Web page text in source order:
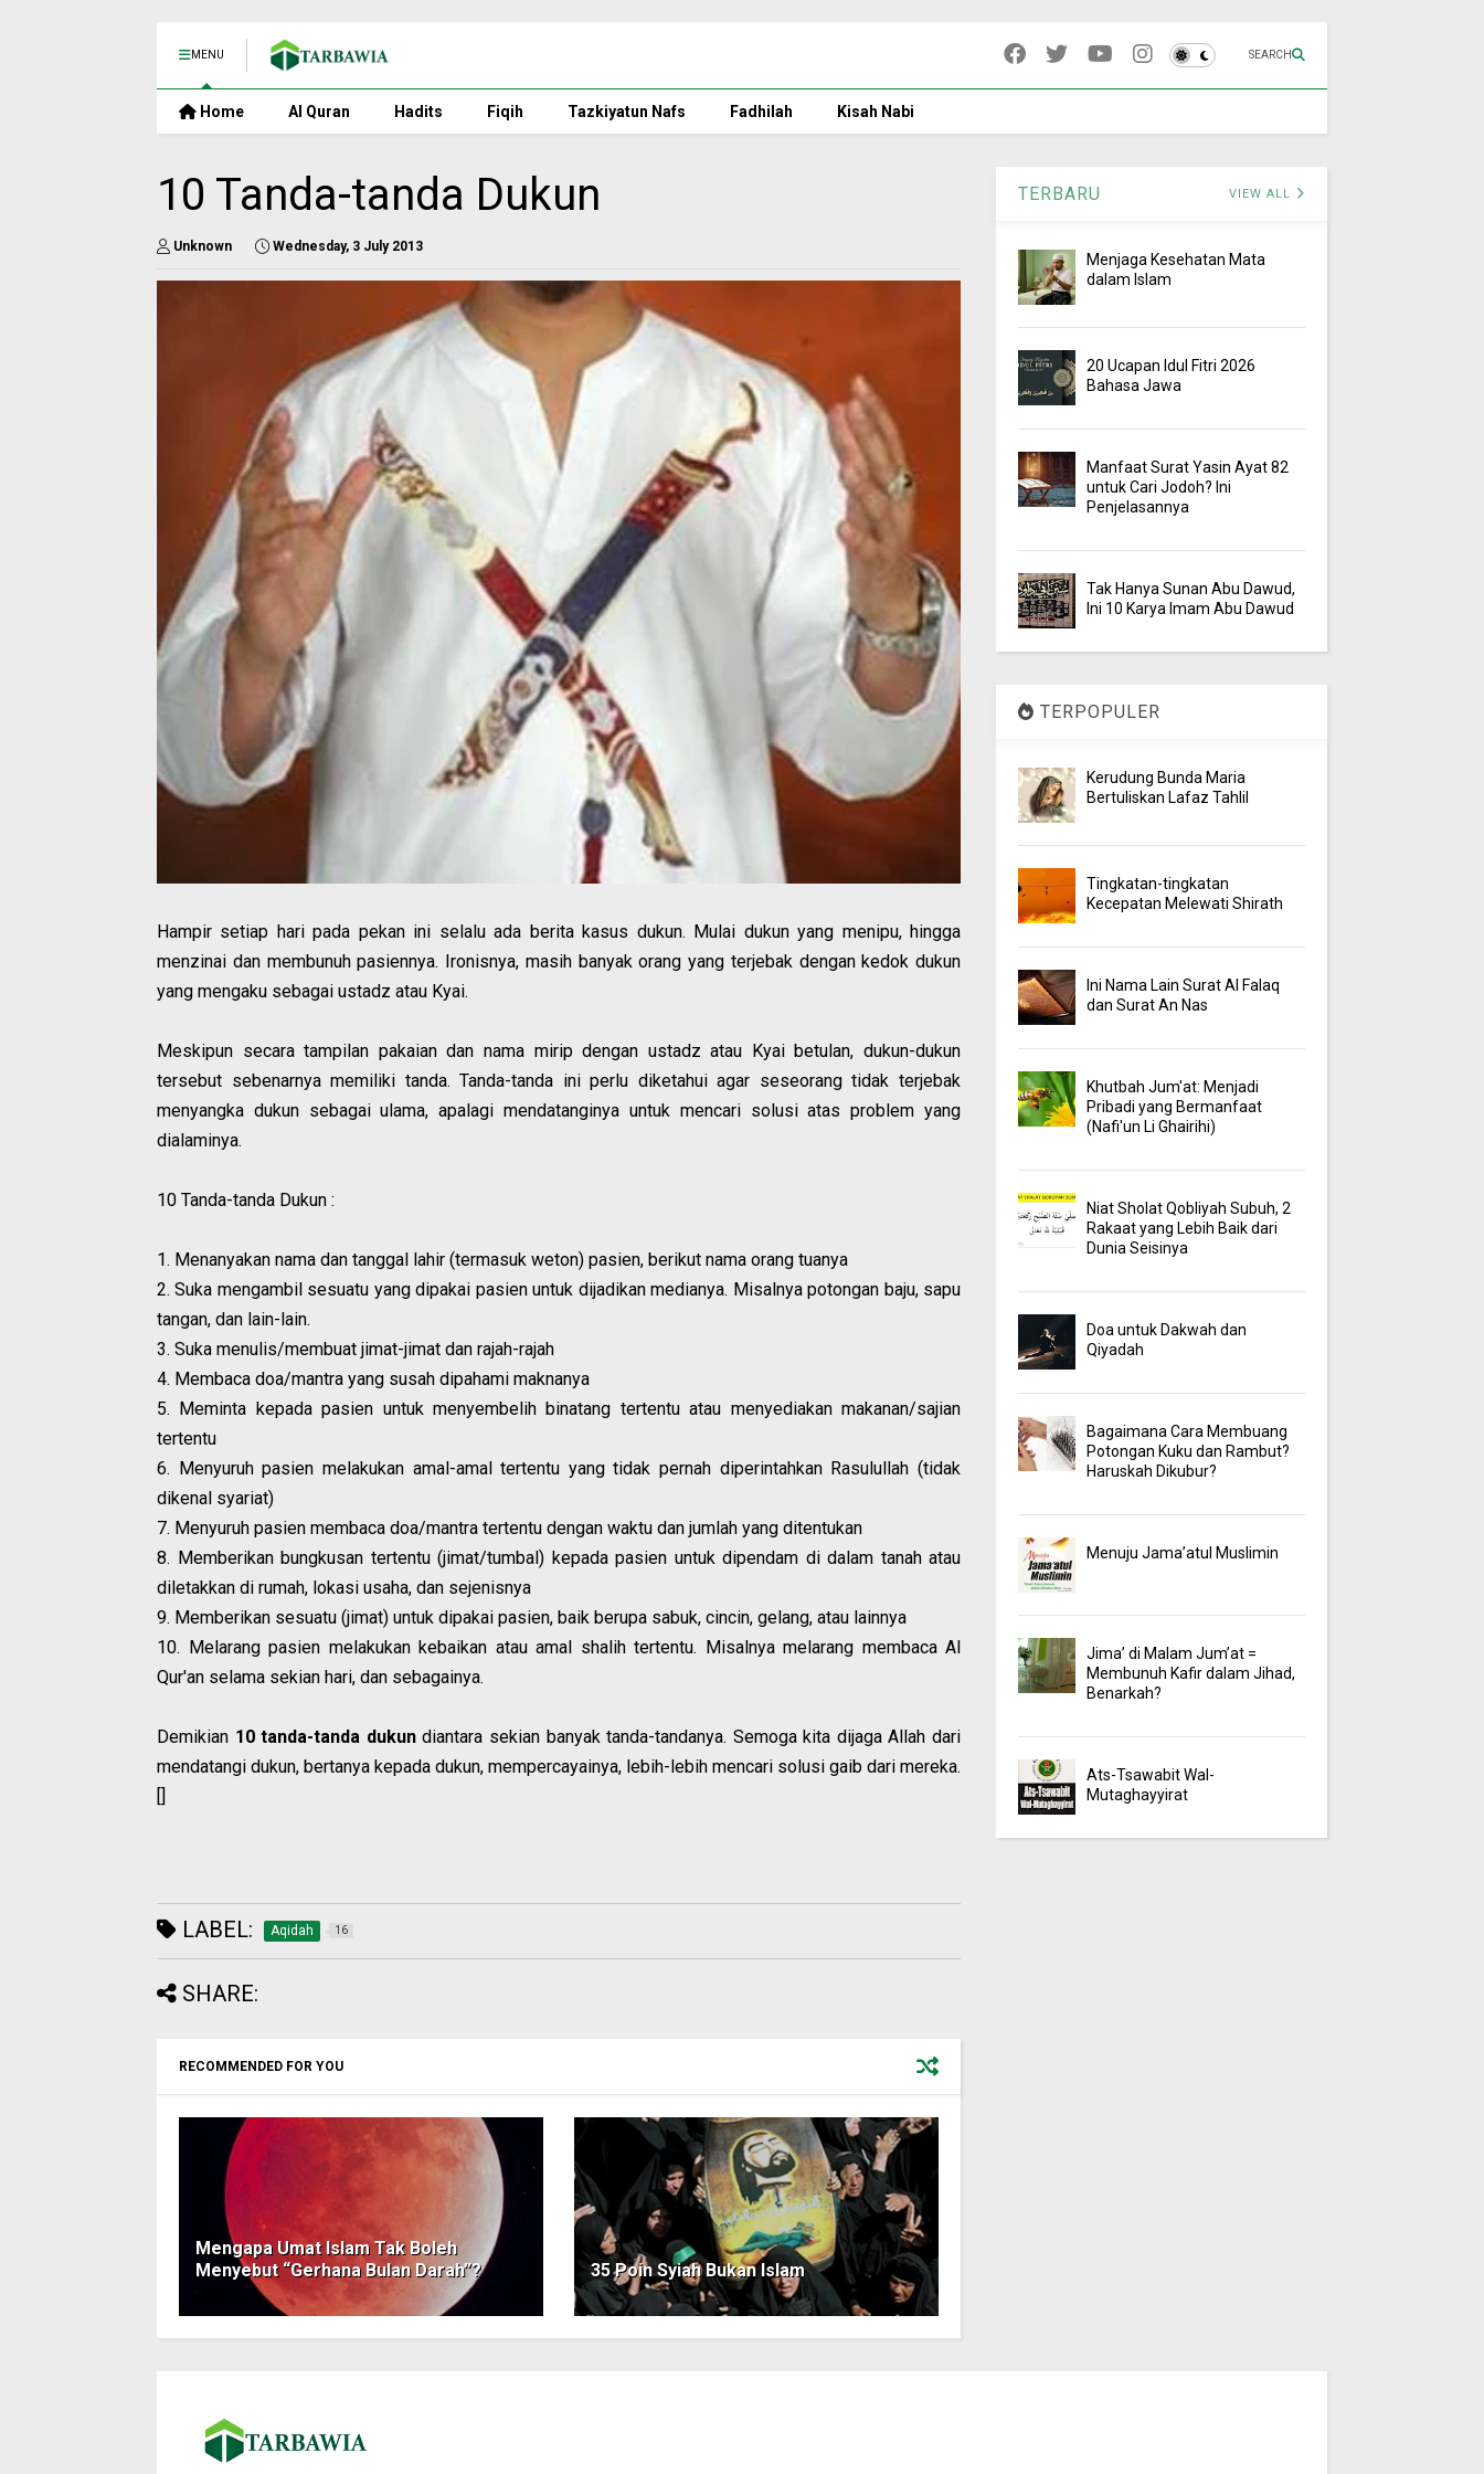
MENU SEARCH
Home Al Quran Hadits Fiqih Tazkiyatun Nafs Fadhilah Kisah Nabi
10 Tanda-tanda Dukun
Unknown Wednesday, 3 July 2013
Hampir setiap hari pada pekan ini selalu ada berita kasus dukun. Mulai dukun yang menipu, hingga
menzinai dan membunuh pasiennya. Ironisnya, masih banyak orang yang terjebak dengan kedok dukun
yang mengaku sebagai ustadz atau Kyai.
Meskipun secara tampilan pakaian dan nama mirip dengan ustadz atau Kyai betulan, dukun-dukun
tersebut sebenarnya memiliki tanda. Tanda-tanda ini perlu diketahui agar seseorang tidak terjebak
menyangka dukun sebagai ulama, apalagi mendatanginya untuk mencari solusi atas problem yang
dialaminya.
10 Tanda-tanda Dukun :
1. Menanyakan nama dan tanggal lahir (termasuk weton) pasien, berikut nama orang tuanya
2. Suka mengambil sesuatu yang dipakai pasien untuk dijadikan medianya. Misalnya potongan baju, sapu
tangan, dan lain-lain.
3. Suka menulis/membuat jimat-jimat dan rajah-rajah
4. Membaca doa/mantra yang susah dipahami maknanya
5. Meminta kepada pasien untuk menyembelih binatang tertentu atau menyediakan makanan/sajian
tertentu
6. Menyuruh pasien melakukan amal-amal tertentu yang tidak pernah diperintahkan Rasulullah (tidak
dikenal syariat)
7. Menyuruh pasien membaca doa/mantra tertentu dengan waktu dan jumlah yang ditentukan
8. Memberikan bungkusan tertentu (jimat/tumbal) kepada pasien untuk dipendam di dalam tanah atau
diletakkan di rumah, lokasi usaha, dan sejenisnya
9. Memberikan sesuatu (jimat) untuk dipakai pasien, baik berupa sabuk, cincin, gelang, atau lainnya
10. Melarang pasien melakukan kebaikan atau amal shalih tertentu. Misalnya melarang membaca Al
Qur'an selama sekian hari, dan sebagainya.
Demikian 10 tanda-tanda dukundiantara sekian banyak tanda-tandanya. Semoga kita dijaga Allah dari
mendatangi dukun, bertanya kepada dukun, mempercayainya, lebih-lebih mencari solusi gaib dari mereka.
[]
LABEL: Aqidah 16
SHARE:
RECOMMENDED FOR YOU
Mengapa Umat Islam Tak Boleh
Menyebut “Gerhana Bulan Darah”?
35 Poin Syiah Bukan Islam
TERBARU VIEW ALL
Menjaga Kesehatan Mata
dalam Islam
20 Ucapan Idul Fitri 2026
Bahasa Jawa
Manfaat Surat Yasin Ayat 82
untuk Cari Jodoh? Ini
Penjelasannya
Tak Hanya Sunan Abu Dawud,
Ini 10 Karya Imam Abu Dawud
TERPOPULER
Kerudung Bunda Maria
Bertuliskan Lafaz Tahlil
Tingkatan-tingkatan
Kecepatan Melewati Shirath
Ini Nama Lain Surat Al Falaq
dan Surat An Nas
Khutbah Jum'at: Menjadi
Pribadi yang Bermanfaat
(Nafi'un Li Ghairihi)
Niat Sholat Qobliyah Subuh, 2
Rakaat yang Lebih Baik dari
Dunia Seisinya
Doa untuk Dakwah dan
Qiyadah
Bagaimana Cara Membuang
Potongan Kuku dan Rambut?
Haruskah Dikubur?
Menuju Jama’atul Muslimin
Jima’ di Malam Jum’at =
Membunuh Kafir dalam Jihad,
Benarkah?
Ats-Tsawabit Wal-
Mutaghayyirat